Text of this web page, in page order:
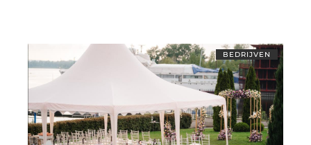
BEDRIJVEN